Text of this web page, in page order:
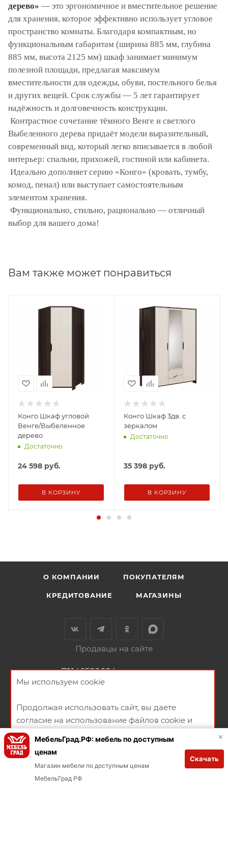
дерево» — это эргономичное и вместительное решение
для хранения, которое эффективно использует угловое
пространство комнаты. Благодаря компактным, но
функциональным габаритам (ширина 885 мм, глубина
885 мм, высота 2125 мм) шкаф занимает минимум
полезной площади, предлагая максимум
вместительности для одежды, обуви, постельного белья
и других вещей. Срок службы — 5 лет гарантирует
надёжность и долговечность конструкции.
Контрастное сочетание тёмного Венге и светлого
Выбеленного дерева придаёт модели выразительный,
современный вид, который легко вписывается в любой
интерьер: спальни, прихожей, гостиной или кабинета.
Идеально дополняет серию «Конго» (кровать, тумбу,
комод, пенал) или выступает самостоятельным
элементом хранения.
Функционально, стильно, рационально — отличный
выбор для вашего дома!
Вам также может понравиться
Конго Шкаф угловой
Венге/Выбеленное
дерево
Достаточно
24 598 руб.
В КОРЗИНУ
Конго Шкаф 3дв. с
зеркалом
Достаточно
35 398 руб.
В КОРЗИНУ
О КОМПАНИИ ПОКУПАТЕЛЯМ
КРЕДИТОВАНИЕ МАГАЗИНЫ
Продавцы на сайте
+79146580684 ЗАКАЗАТЬ ЗВОНОК
НАПИСАТЬ СООБЩЕНИЕ
СОГЛАСИЕ НА ПОЛУЧЕНИЕ РЕКЛАМНО-ИНФОРМАЦИОННЫХ
Заказывай через мобильное приложение
Мы используем cookie
Продолжая использовать сайт, вы даете
согласие на использование файлов cookie и
политикой конфиденциальности
ХОРОШО
×
МебельГрад.РФ: мебель по доступным
ценам
Магазин мебели по доступным ценам
МебельГрад РФ
Скачать